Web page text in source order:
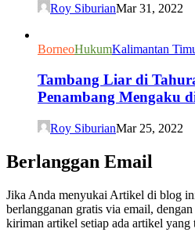
Roy SiburianMar 31, 2022
BorneoHukumKalimantan
Tambang Liar di
Penambang Mengaku
Roy SiburianMar 25, 2022
Berlanggan Email
Jika Anda menyukai Artikel di blog
berlangganan gratis via email,
kiriman artikel setiap ada artikel